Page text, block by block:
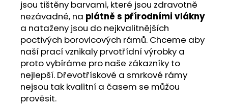
jsou tištěny barvami, které jsou zdravotně
nezávadné, na plátně s přírodními vlákny
a nataženy jsou do nejkvalitnějších
poctivých borovicových rámů. Chceme aby
naší prací vznikaly prvotřídní výrobky a
proto vybíráme pro naše zákazníky to
nejlepší. Dřevotřískové a smrkové rámy
nejsou tak kvalitní a časem se můžou
prověsit.